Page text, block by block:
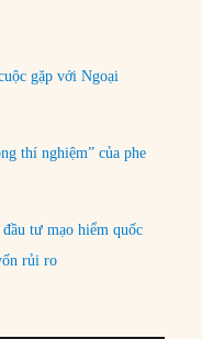
gặp với Ngoại
thí nghiệm” của phe
tư mạo hiểm quốc
rủi ro